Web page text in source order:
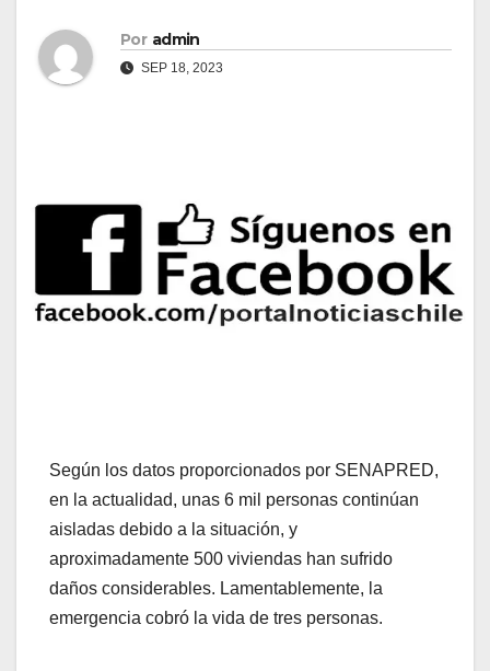
Por admin
SEP 18, 2023
Según los datos proporcionados por SENAPRED,
en la actualidad, unas 6 mil personas continúan
aisladas debido a la situación, y
aproximadamente 500 viviendas han sufrido
daños considerables. Lamentablemente, la
emergencia cobró la vida de tres personas.